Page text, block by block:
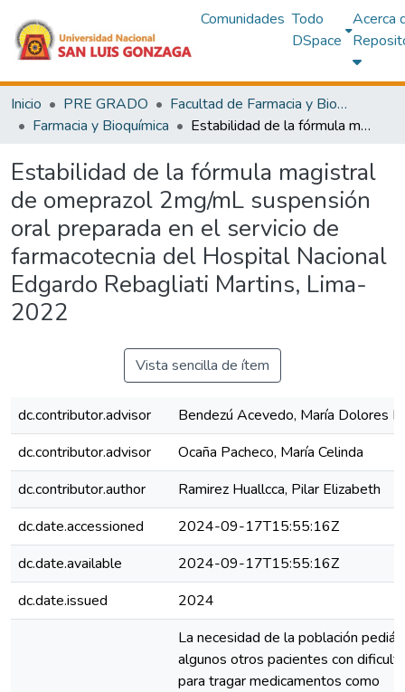
Comunidades Todo
DSpace
Acerca
Inicio PRE GRADO
Facultad de Farmacia y Bioquímica
Farmacia y Bioquímica
Estabilidad de la fórmula magistral de omeprazol 2mg/mL suspensión oral preparada en el servicio de farmacotecnia del Hospital Nacional Edgardo Rebagliati Martins, Lima-2022
Estabilidad de la fórmula magistral
de omeprazol 2mg/mL suspensión
oral preparada en el servicio de
farmacotecnia del Hospital Nacional
Edgardo Rebagliati Martins, Lima-
2022
Vista sencilla de ítem
dc.contributor.advisor
Bendezú Acevedo, María Dolores
dc.contributor.advisor
Ocaña Pacheco, María Celinda
dc.contributor.author
Ramirez Huallcca, Pilar Elizabeth
dc.date.accessioned
2024-09-17T15:55:16Z
dc.date.available
2024-09-17T15:55:16Z
dc.date.issued
2024
La necesidad de la población
algunos otros pacientes con
para tragar medicamentos como